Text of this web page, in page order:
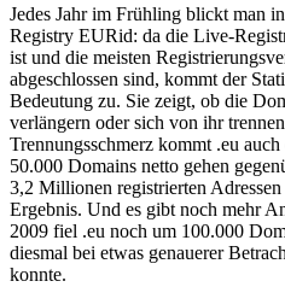
Jedes Jahr im Frühling blickt man
Registry EURid: da die Live-
ist und die meisten
abgeschlossen sind, kommt der
Bedeutung zu. Sie zeigt, ob die
verlängern oder sich von ihr
Trennungsschmerz kommt .eu
50.000 Domains netto gehen
3,2 Millionen registrierten
Ergebnis. Und es gibt noch mehr
2009 fiel .eu noch um 100.000
diesmal bei etwas genauerer
konnte.